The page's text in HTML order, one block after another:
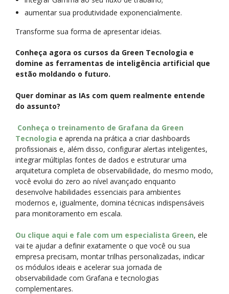
aumentar sua produtividade exponencialmente.
Transforme sua forma de apresentar ideias.
Conheça agora os cursos da Green Tecnologia e
domine as ferramentas de inteligência artificial que
estão moldando o futuro.
Quer dominar as IAs com quem realmente entende
do assunto?
Conheça o treinamento de Grafana da Green
Tecnologia e aprenda na prática a criar dashboards
profissionais e, além disso, configurar alertas inteligentes,
integrar múltiplas fontes de dados e estruturar uma
arquitetura completa de observabilidade, do mesmo modo,
você evolui do zero ao nível avançado enquanto
desenvolve habilidades essenciais para ambientes
modernos e, igualmente, domina técnicas indispensáveis
para monitoramento em escala.
Ou clique aqui e fale com um especialista Green, ele
vai te ajudar a definir exatamente o que você ou sua
empresa precisam, montar trilhas personalizadas, indicar
os módulos ideais e acelerar sua jornada de
observabilidade com Grafana e tecnologias
complementares.